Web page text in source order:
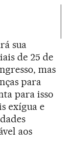
sua
de 25 de
mas
para
para isso
exígua e
aos